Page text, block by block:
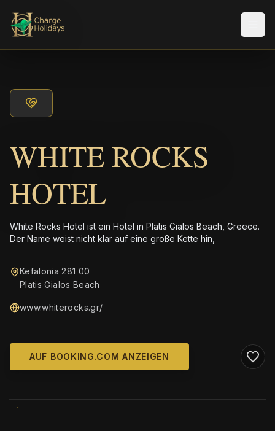
WHITE ROCKS
HOTEL
White Rocks Hotel ist ein Hotel in Platis Gialos Beach, Greece.
Der Name weist nicht klar auf eine große Kette hin,
Kefalonia 281 00
Platis Gialos Beach
www.whiterocks.gr/
AUF BOOKING.COM ANZEIGEN